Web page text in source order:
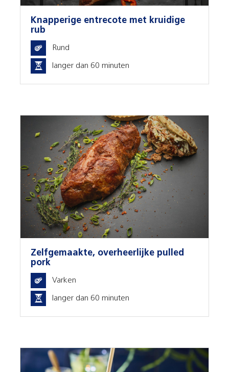
Knapperige entrecote met kruidige
rub
Rund
langer dan 60 minuten
Zelfgemaakte, overheerlijke pulled
pork
Varken
langer dan 60 minuten